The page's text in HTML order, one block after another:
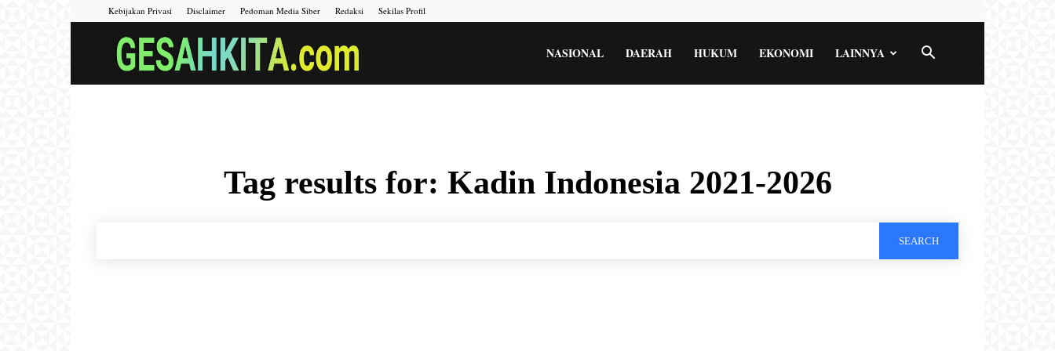
Kebijakan Privasi Disclaimer Pedoman Media Siber Redaksi Sekilas Profil
Menara
NASIONAL DAERAH HUKUM EKONOMI LAINNYA
Tag results for: Kadin Indonesia 2021-2026
SEARCH